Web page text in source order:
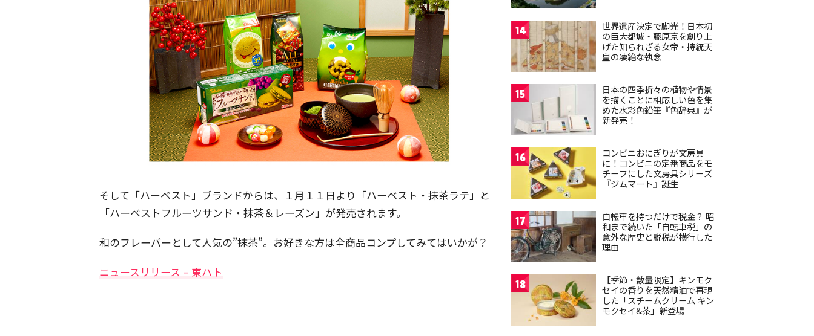
そして「ハーベスト」ブランドからは、１月１１日より「ハーベスト・抹茶ラテ」と
「ハーベストフルーツサンド・抹茶＆レーズン」が発売されます。
和のフレーバーとして人気の”抹茶”。お好きな方は全商品コンプしてみてはいかが？
ニュースリリース – 東ハト
14
世界遺産決定で脚光！日本初
の巨大都城・藤原京を創り上
げた知られざる女帝・持統天
皇の凄絶な執念
15
日本の四季折々の植物や情景
を描くことに相応しい色を集
めた水彩色鉛筆『色辞典』が
新発売！
16
コンビニおにぎりが文房具
に！コンビニの定番商品をモ
チーフにした文房具シリーズ
『ジムマート』誕生
17
自転車を持つだけで税金？ 昭
和まで続いた「自転車税」の
意外な歴史と脱税が横行した
理由
18
【季節・数量限定】キンモク
セイの香りを天然精油で再現
した「スチームクリーム キン
モクセイ&茶」新登場